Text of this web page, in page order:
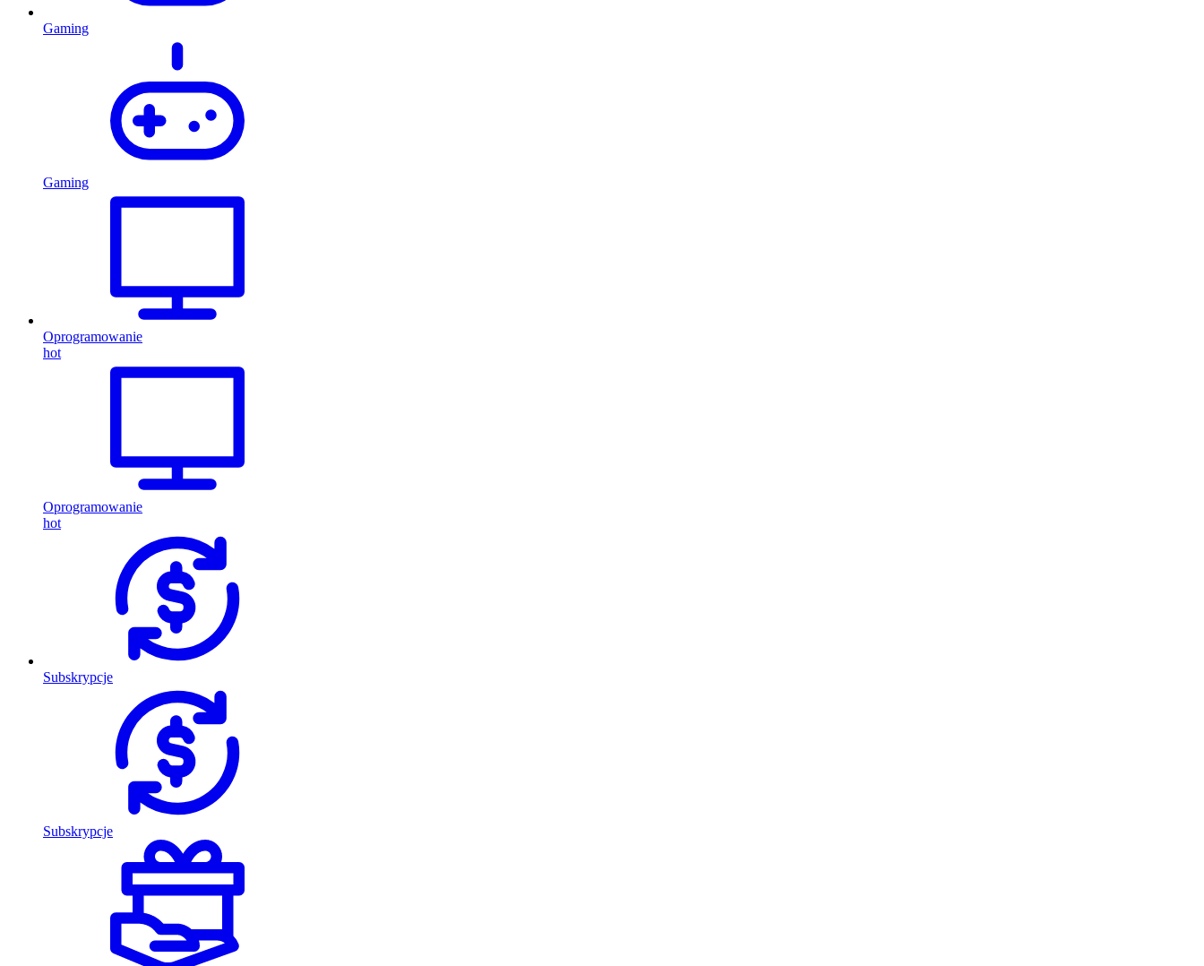
Gaming
Gaming
Oprogramowanie
hot
Oprogramowanie
hot
Subskrypcje
Subskrypcje